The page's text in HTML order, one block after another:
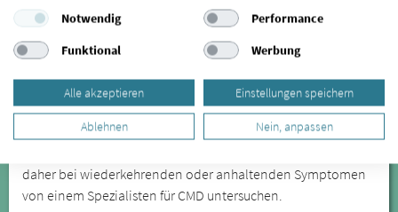
behandeln lassen können. Besonders das nächtliche
Zähneknirschen führt zu Verspannungen und zu Zahnabrieb.
Eine weitere Folge des Zähneknirschens können freiliegende
Kieferfehlstellungen sind die Ursache für
Kiefergelenkbeschwerden, sie können sich jedoch auch auf
daher bei wiederkehrenden oder anhaltenden Symptomen
von einem Spezialisten für CMD untersuchen.
Notwendig
Performance
Funktional
Werbung
Alle akzeptieren Einstellungen speichern
Ablehnen Nein, anpassen